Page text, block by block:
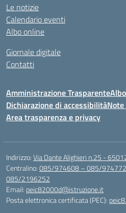
Le notizie
Calendario eventi
Albo online
Giornale digitale
Contatti
Amministrazione Trasparente
Dichiarazione di accessibilità
Area trasparenza e privacy
Indirizzo:Via Dante Alighieri n.25 -
Centralino:085/974608 – 085/
085/2196252
Email: peic82000d@istruzione.it
Posta elettronica certificata (PEC):